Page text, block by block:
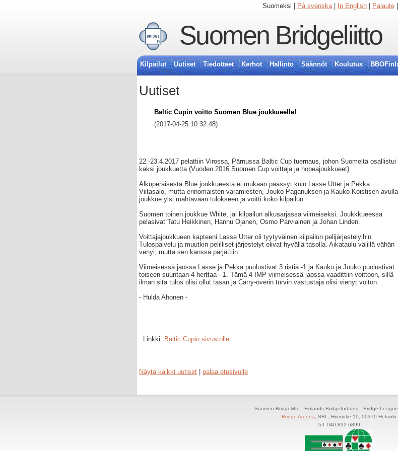
Suomeksi | På svenska| In English Palaute
Suomen Bridgeliitto
Kilpailut Uutiset Tiedotteet Kerhot Hallinto Säännöt Koulutus
Uutiset
Baltic Cupin voitto Suomen Blue joukkueelle!
(2017-04-25 10:32:48)
22.-23.4.2017 pelattiin Virossa, Pärnussa Baltic Cup tuernaus, johon Suomelta osallistui
kaksi joukkuetta (Vuoden 2016 Suomen Cup voittaja ja hopeajoukkueet)
Alkuperäisestä Blue joukkueesta ei mukaan päässyt kuin Lasse Utter ja Pekka
Viitasalo, mutta erinomaisten varamiesten, Jouko Paganuksen ja Kauko Koistisen avulla
joukkue ylsi mahtavaan tulokseen ja voitti koko kilpailun.
Suomen toinen joukkue White, jäi kilpailun alkusarjassa viimeiseksi. Joukkkueessa
pelasivat Tatu Heikkinen, Hannu Ojanen, Osmo Parviainen ja Johan Linden.
Voittajajoukkueen kapteeni Lasse Utter oli tyytyväinen kilpailun pelijärjestelyihin.
Tulospalvelu ja muutkin pelilliset järjestelyt olivat hyvällä tasolla. Aikataulu välillä vähän
venyi, mutta sen kanssa pärjättiin.
Viimeisessä jaossa Lasse ja Pekka puolustivat 3 ristiä -1 ja Kauko ja Jouko puolustivat
toiseen suuntaan 4 herttaa - 1. Tämä 4 IMP viimeisessä jaossa vaadittiin voittoon, sillä
ilman sitä tulos olisi ollut tasan ja Carry-overin turvin vastustaja olisi vienyt voiton.
- Hulda Ahonen -
Linkki: Baltic Cupin sivustolle
Näytä kaikki uutiset palaa etusivulle
Suomen Bridgeliitto - Finlands Bridgeförbund - Bridge
Bridge Areena , SBL, Hiomotie 10, 00370 Helsinki
Tel. 040-832 6899